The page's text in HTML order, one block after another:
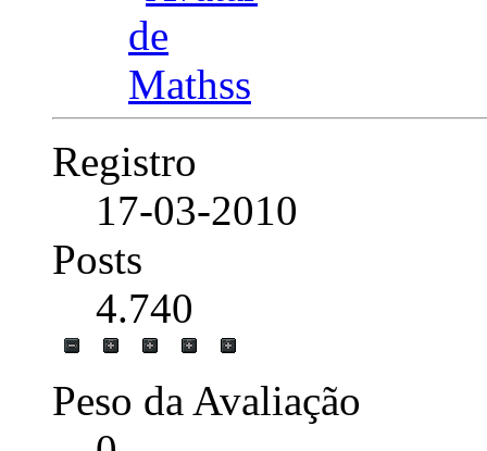
Registro
17-03-2010
Posts
4.740
Peso da Avaliação